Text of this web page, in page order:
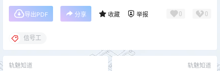
导出PDF 分享 收藏 举报 0 0
信号工
轨魅知道 轨魅知道